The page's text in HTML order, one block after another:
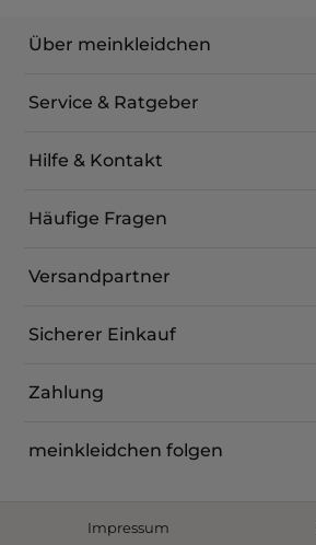
Über meinkleidchen
Service & Ratgeber
Hilfe & Kontakt
Häufige Fragen
Versandpartner
Sicherer Einkauf
Zahlung
meinkleidchen folgen
Impressum